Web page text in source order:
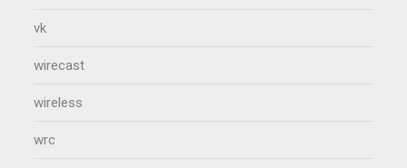
vk
wirecast
wireless
wrc